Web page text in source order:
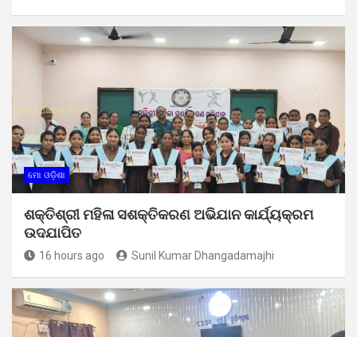
ମୋ ଓଡ଼ିଶା
ଶକ୍ତିଶ୍ରୀ ମହିଳା ସଶକ୍ତିକରଣ ଅଭିଯାନ କାର୍ଯ୍ୟକ୍ରମ
ଉଦଯାପିତ
16 hours ago Sunil Kumar Dhangadamajhi